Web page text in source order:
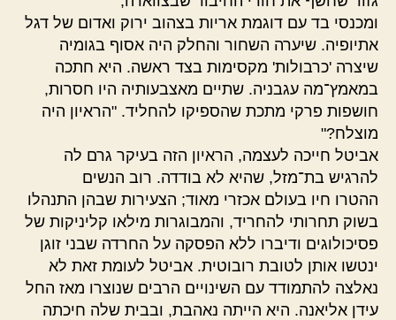
ומכנסי בד עם דוגמת אריות בצהוב ירוק ואדום של דגל
אתיופיה. שיערה השחור והחלק היה אסוף בגומיה
שיצרה 'כרבולות' מקסימות בצד ראשה. היא חתכה
במאמץ־מה עגבניה. שתיים מאצבעותיה היו חסרות,
חושפות פרקי מתכת שהספיקו להחליד. "הראיון היה
מוצלח?"
אביטל חייכה לעצמה, הראיון הזה בעיקר גרם לה
להרגיש בת־מזל, שהיא לא בודדה. רוב הנשים
ההטרו חיו בעולם אכזרי מאוד; הצעירות שבהן התנהלו
בשוק תחרותי להחריד, והמבוגרות מילאו קליניקות של
פסיכולוגים ודיברו ללא הפסקה על החרדה שבני זוגן
ינטשו אותן לטובת רובוטית. אביטל לעומת זאת לא
נאלצה להתמודד עם השינויים הרבים שנוצרו מאז החל
עידן אליאנה. היא הייתה נאהבת, ובבית שלה חיכתה